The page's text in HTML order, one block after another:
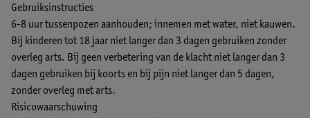
Gebruiksinstructies
6-8 uur tussenpozen aanhouden; innemen met water, niet kauwen.
Bij kinderen tot 18 jaar niet langer dan 3 dagen gebruiken zonder
overleg arts. Bij geen verbetering van de klacht niet langer dan 3
dagen gebruiken bij koorts en bij pijn niet langer dan 5 dagen,
zonder overleg met arts.
Risicowaarschuwing